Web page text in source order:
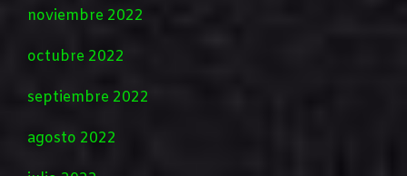
noviembre 2022
octubre 2022
septiembre 2022
agosto 2022